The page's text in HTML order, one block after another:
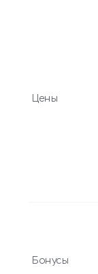
Цены
Бонусы